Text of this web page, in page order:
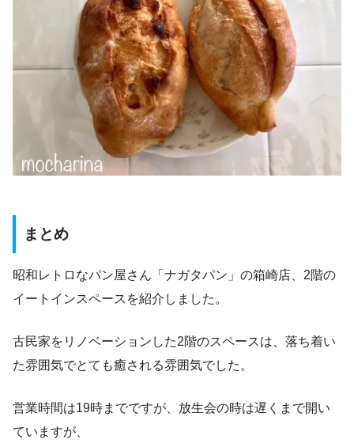
まとめ
昭和レトロなパン屋さん「ナガタパン」の箱崎店、2階の
イートインスペースを紹介しました。
古民家をリノベーションした2階のスペースは、落ち着い
た雰囲気でとても癒される雰囲気でした。
営業時間は19時までですが、放生会の時は遅くまで開い
ていますが、